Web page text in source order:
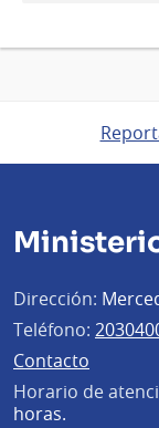
Dirección:
Teléfono:
Contacto
Horario de
horas.